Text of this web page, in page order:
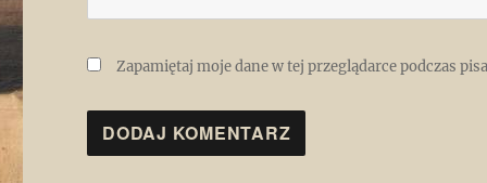
Zapamiętaj moje dane w tej przeglądarce podczas